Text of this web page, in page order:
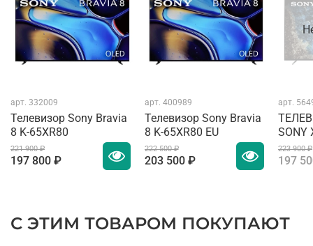
арт. 332009
Телевизор Sony Bravia
8 K-65XR80
221 900 ₽
197 800 ₽
арт. 400989
Телевизор Sony Bravia
8 K-65XR80 EU
222 500 ₽
203 500 ₽
арт.
SONY
223 900 ₽
197
С ЭТИМ ТОВАРОМ ПОКУПАЮТ